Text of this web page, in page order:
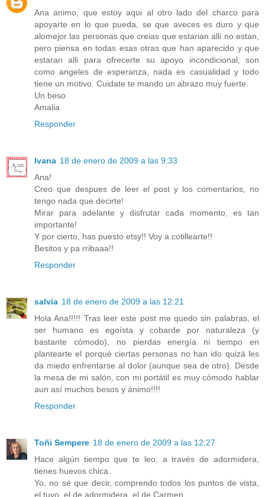
Ana animo, que estoy aqui al otro lado del charco para
apoyarte en lo que pueda, se que aveces es duro y que
alomejor las personas que creias que estarian alli no estan,
pero piensa en todas esas otras que han aparecido y que
estaran alli para ofrecerte su apoyo incondicional, son
como angeles de esperanza, nada es casualidad y todo
tiene un motivo. Cuidate te mando un abrazo muy fuerte.
Un beso
Amalia
Responder
Ivana 18 de enero de 2009 a las 9:33
Ana!
Creo que despues de leer el post y los comentarios, no
tengo nada que decirte!
Mirar para adelante y disfrutar cada momento, es tan
importante!
Y por cierto, has puesto etsy!! Voy a cotillearte!!
Besitos y pa rribaaa!!
Responder
salvia 18 de enero de 2009 a las 12:21
Hola Ana!!!!! Tras leer este post me quedo sin palabras, el
ser humano es egoísta y cobarde por naturaleza (y
bastante cómodo), no pierdas energía ni tiempo en
plantearte el porqué ciertas personas no han ido quizá les
da miedo enfrentarse al dolor (aunque sea de otro). Desde
la mesa de mi salón, con mi portátil es muy cómodo hablar
aun así muchos besos y ánimo!!!!
Responder
Toñi Sempere 18 de enero de 2009 a las 12:27
Hace algún tiempo que te leo, a través de adormidera,
tienes huevos chica.
Yo, no sé que decir, comprendo todos los puntos de vista,
el tuyo, el de adormidera, el de Carmen..